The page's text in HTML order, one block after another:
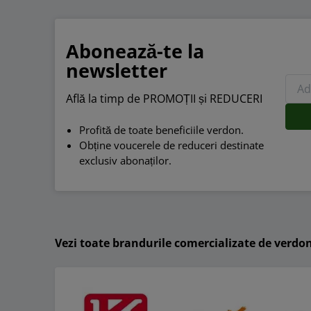
Abonează-te la
newsletter
Află la timp de PROMOȚII și REDUCERI
Profită de toate beneficiile verdon.
Obține voucerele de reduceri destinate
exclusiv abonaților.
Vezi toate brandurile comercializate de